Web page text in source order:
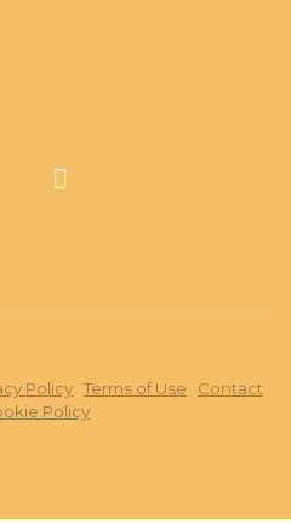
Policy Terms of Use
Contact
Policy